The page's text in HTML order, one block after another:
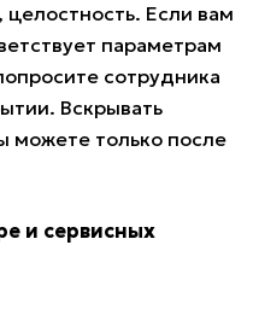
целостность. Если вам
параметрам
сотрудника
Вскрывать
можете только после
и сервисных